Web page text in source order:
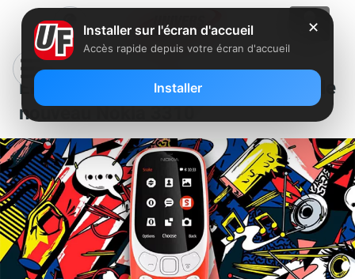
En images : HDM a présenté le
nouveau Nokia 3310
✕
Installer sur l'écran d'accueil
Accès rapide depuis votre écran d'accueil
Installer